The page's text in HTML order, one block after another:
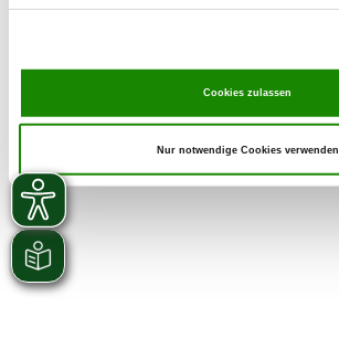
Cookies zulassen
Nur notwendige Cookies verwenden